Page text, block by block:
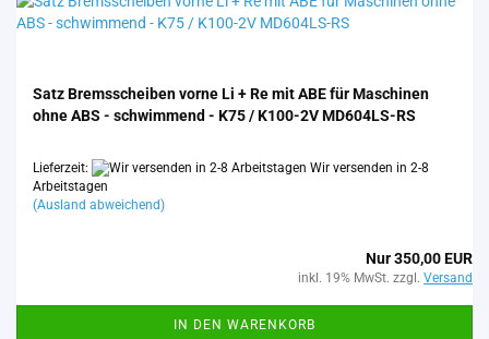
Satz Brems­schei­ben vorne Li + Re mit ABE für Ma­schi­nen
ohne ABS - schwim­mend - K75 / K100-​2V MD604LS-​​RS
Lieferzeit:
Wir versenden in 2-8
Arbeitstagen
(Ausland abweichend)
Nur 350,00 EUR
inkl. 19% MwSt. zzgl. Versand
IN DEN WARENKORB